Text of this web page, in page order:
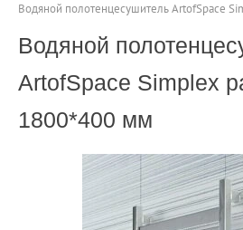
Водяной полотенцесушитель ArtofSpace
Водяной
ArtofSpace Simplex
1800*400 мм